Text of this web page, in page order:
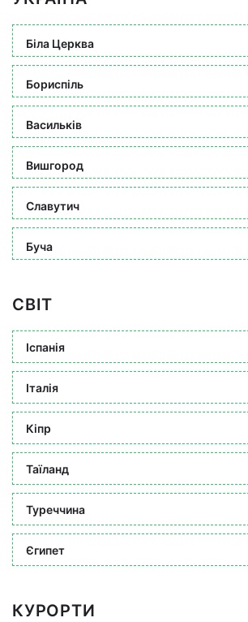
Біла Церква
Бориспіль
Васильків
Вишгород
Славутич
Буча
СВІТ
Іспанія
Італія
Кіпр
Таїланд
Туреччина
Єгипет
КУРОРТИ